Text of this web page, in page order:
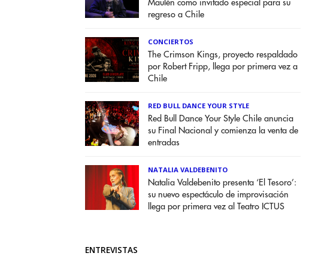
Maulén como invitado especial para su
regreso a Chile
CONCIERTOS
The Crimson Kings, proyecto respaldado
por Robert Fripp, llega por primera vez a
Chile
RED BULL DANCE YOUR STYLE
Red Bull Dance Your Style Chile anuncia
su Final Nacional y comienza la venta de
entradas
NATALIA VALDEBENITO
Natalia Valdebenito presenta ‘El Tesoro’:
su nuevo espectáculo de improvisación
llega por primera vez al Teatro ICTUS
ENTREVISTAS